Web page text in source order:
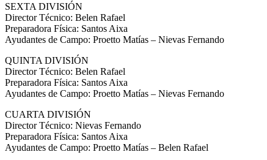
SEXTA DIVISIÓN
Director Técnico: Belen Rafael
Preparadora Física: Santos Aixa
Ayudantes de Campo: Proetto Matías – Nievas Fernando
QUINTA DIVISIÓN
Director Técnico: Belen Rafael
Preparadora Física: Santos Aixa
Ayudantes de Campo: Proetto Matías – Nievas Fernando
CUARTA DIVISIÓN
Director Técnico: Nievas Fernando
Preparadora Física: Santos Aixa
Ayudantes de Campo: Proetto Matías – Belen Rafael